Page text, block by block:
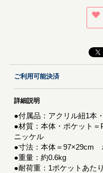
ご利用可能決済
詳細説明
●付属品：アクリル紐1本
●材質：本体・ポケット
ニッケル
●寸法：本体＝97×29cm
●重量：約0.6kg
●耐荷重：1ポケットあた